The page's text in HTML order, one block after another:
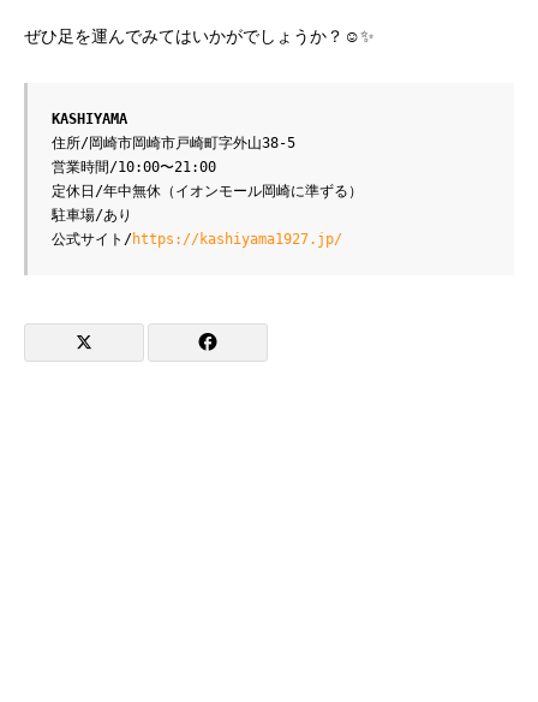
ぜひ足を運んでみてはいかがでしょうか？☺️✨
KASHIYAMA
住所/岡崎市岡崎市戸崎町字外山38-5
営業時間/10:00〜21:00
定休日/年中無休（イオンモール岡崎に準ずる）
駐車場/あり
公式サイト/https://kashiyama1927.jp/